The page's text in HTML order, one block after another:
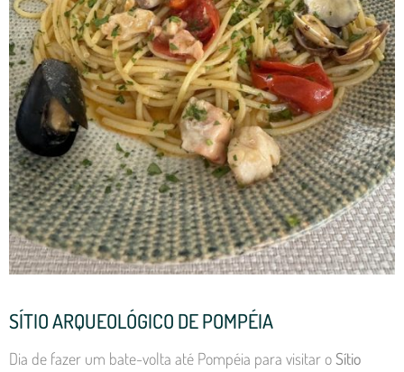
SÍTIO ARQUEOLÓGICO DE POMPÉIA
Dia de fazer um bate-volta até Pompéia para visitar oSítio